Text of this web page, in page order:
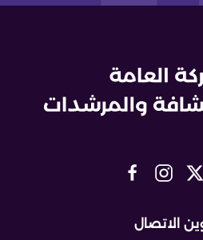
الاتصال